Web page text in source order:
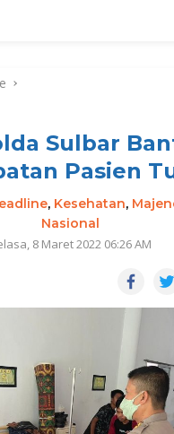
Sulbar
Pasien
, Kesehatan,
Nasional
8 Maret 2022 06:26 AM